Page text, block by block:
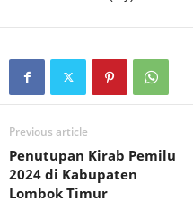
Previous article
Penutupan Kirab Pemilu
2024 di Kabupaten
Lombok Timur